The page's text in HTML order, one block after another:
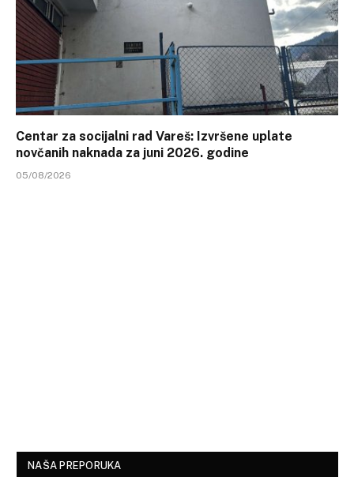
Centar za socijalni rad Vareš: Izvršene uplate
novčanih naknada za juni 2026. godine
05/08/2026
NAŠA PREPORUKA